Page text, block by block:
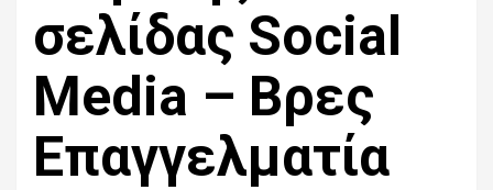
σελίδας Social
Media – Βρες
Επαγγελματία